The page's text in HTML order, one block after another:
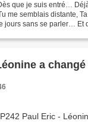
que je suis entré…
me semblais distante,
jours sans se parler… Et
a changé